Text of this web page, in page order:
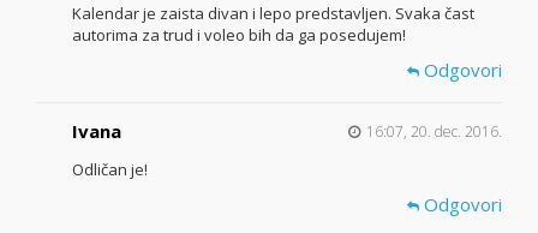
Kalendar je zaista divan i lepo predstavljen. Svaka čast
autorima za trud i voleo bih da ga posedujem!
Odgovori
Ivana 16:07, 20. dec. 2016.
Odličan je!
Odgovori